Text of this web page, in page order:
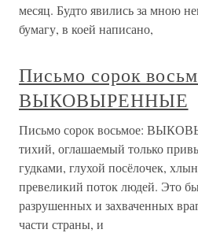
месяц. Будто явились за мною
бумагу, в коей написано,
Письмо сорок
ВЫКОВЫРЕННЫЕ
Письмо сорок восьмое:
тихий, оглашаемый только
гудками, глухой посёлочек,
превеликий поток людей. Это
разрушенных и захваченных
части страны, и